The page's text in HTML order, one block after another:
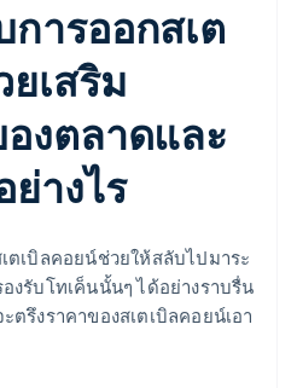
ารออกสเต
เสริม
งตลาดและ
างไร
ตเบิลคอยน์ช่วยให้สลับไปมาระ
งรับโทเค็นนั้นๆ ได้อย่างราบรื่น
ตรึงราคาของสเตเบิลคอยน์เอา